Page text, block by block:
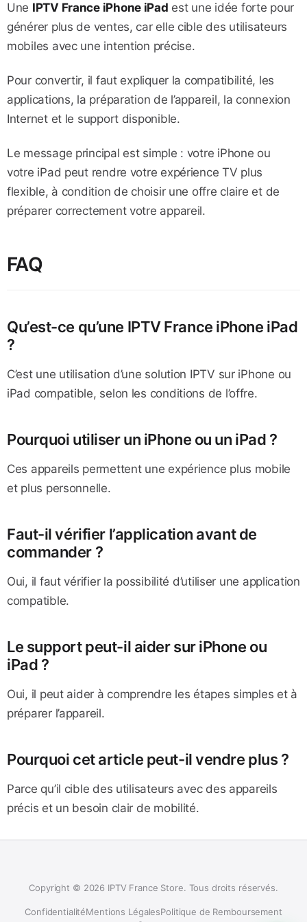
Une IPTV France iPhone iPad est une idée forte pour
générer plus de ventes, car elle cible des utilisateurs
mobiles avec une intention précise.
Pour convertir, il faut expliquer la compatibilité, les
applications, la préparation de l’appareil, la connexion
Internet et le support disponible.
Le message principal est simple : votre iPhone ou
votre iPad peut rendre votre expérience TV plus
flexible, à condition de choisir une offre claire et de
préparer correctement votre appareil.
FAQ
Qu’est-ce qu’une IPTV France iPhone iPad
?
C’est une utilisation d’une solution IPTV sur iPhone ou
iPad compatible, selon les conditions de l’offre.
Pourquoi utiliser un iPhone ou un iPad ?
Ces appareils permettent une expérience plus mobile
et plus personnelle.
Faut-il vérifier l’application avant de
commander ?
Oui, il faut vérifier la possibilité d’utiliser une application
compatible.
Le support peut-il aider sur iPhone ou
iPad ?
Oui, il peut aider à comprendre les étapes simples et à
préparer l’appareil.
Pourquoi cet article peut-il vendre plus ?
Parce qu’il cible des utilisateurs avec des appareils
précis et un besoin clair de mobilité.
Copyright © 2026 IPTV France Store. Tous droits réservés.
ConfidentialitéMentions LégalesPolitique de Remboursement